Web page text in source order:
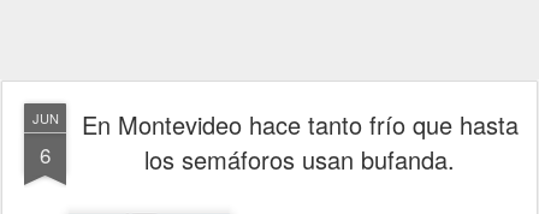
JUN
6
En Montevideo hace tanto frío que hasta
los semáforos usan bufanda.